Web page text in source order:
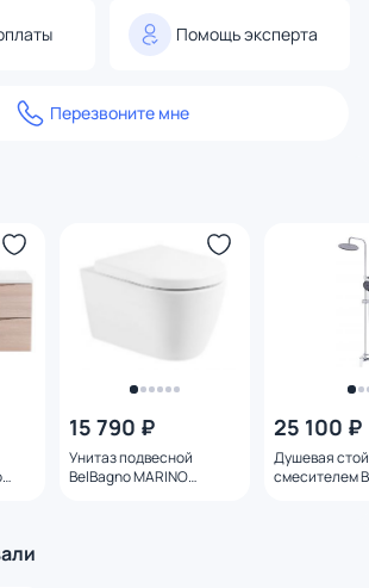
Помощь эксперта
Перезвоните мне
15 790 ₽
Унитаз подвесной
BelBagno MARINO
25 100 ₽
Душевая
смесителем